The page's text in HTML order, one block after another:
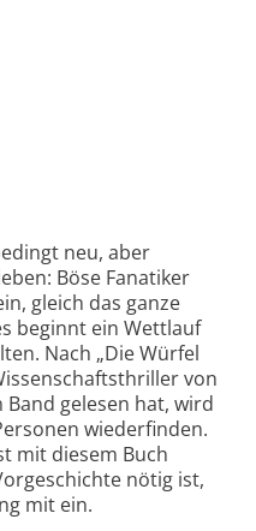
neu, aber
Böse Fanatiker
gleich das ganze
beginnt ein Wettlauf
Nach „Die Würfel
von
gelesen hat, wird
wiederfinden.
mit diesem Buch
nötig ist,
mit ein.